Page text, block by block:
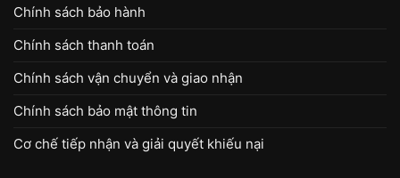
Chính sách bảo hành
Chính sách thanh toán
Chính sách vận chuyển và giao nhận
Chính sách bảo mật thông tin
Cơ chế tiếp nhận và giải quyết khiếu nại